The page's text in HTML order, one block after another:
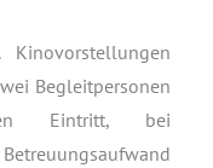
Begleitpersonen
Eintritt, bei